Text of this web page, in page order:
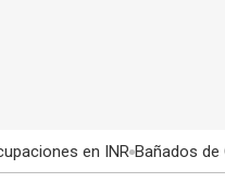
en INR Bañados de